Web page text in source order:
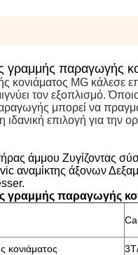
γραμμής παραγωγής
MG κάλεσε
τον εξοπλισμό.
μπορεί να
επιλογή για την
άμμου Ζυγίζοντας
αναμίκτης άξονων
γραμμής παραγωγής